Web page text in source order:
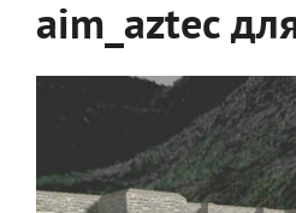
aim_aztec